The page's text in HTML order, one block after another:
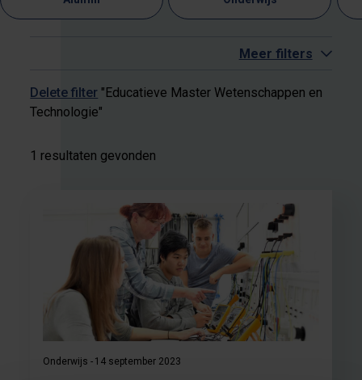
Meer filters
Delete filter "Educatieve Master Wetenschappen en
Technologie"
1 resultaten gevonden
Onderwijs 14 september 2023